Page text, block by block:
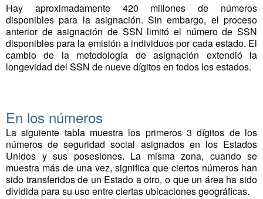
Hay aproximadamente 420 millones de números
disponibles para la asignación. Sin embargo, el proceso
anterior de asignación de SSN limitó el número de SSN
disponibles para la emisión a individuos por cada estado. El
cambio de la metodología de asignación extendió la
longevidad del SSN de nueve dígitos en todos los estados.
En los números
La siguiente tabla muestra los primeros 3 dígitos de los
números de seguridad social asignados en los Estados
Unidos y sus posesiones. La misma zona, cuando se
muestra más de una vez, significa que ciertos números han
sido transferidos de un Estado a otro, o que un área ha sido
dividida para su uso entre ciertas ubicaciones geográficas.